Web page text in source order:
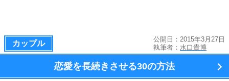
カップル
公開日：2015年3月27日
執筆者： 水口貴博
恋愛を長続きさせる30の方法